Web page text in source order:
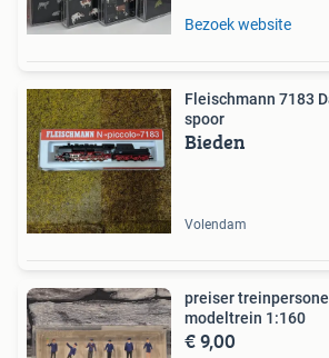
Bezoek website
Fleischmann 7183
spoor
Bieden
Volendam
preiser
modeltrein 1:160
€ 9,00